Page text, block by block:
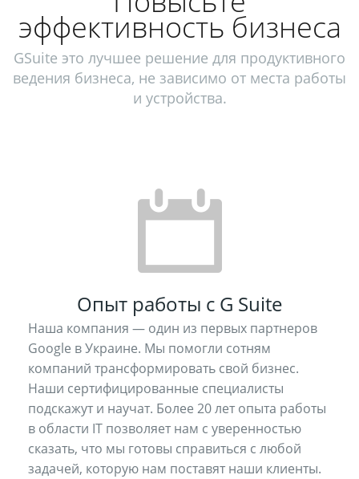
эффективность бизнеса
GSuite это лучшее решение для продуктивного
ведения бизнеса, не зависимо от места работы
и устройства.
Опыт работы с G Suite
Наша компания — один из первых партнеров
Google в Украине. Мы помогли сотням
компаний трансформировать свой бизнес.
Наши сертифицированные специалисты
подскажут и научат. Более 20 лет опыта работы
в области IT позволяет нам с уверенностью
сказать, что мы готовы справиться с любой
задачей, которую нам поставят наши клиенты.